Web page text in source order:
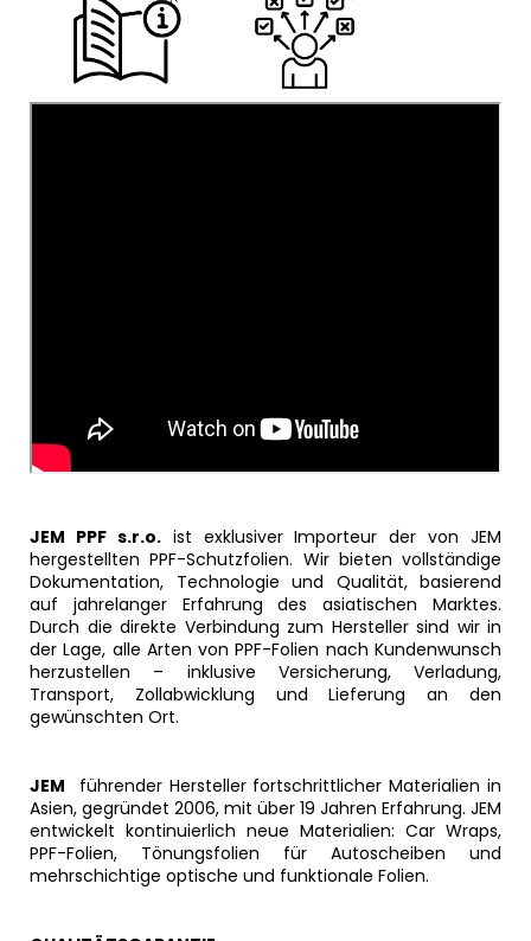
JEM PPF s.r.o.ist exklusiver Importeur der von JEM
hergestellten PPF-Schutzfolien. Wir bieten vollständige
Dokumentation, Technologie und Qualität, basierend
auf jahrelanger Erfahrung des asiatischen Marktes.
Durch die direkte Verbindung zum Hersteller sind wir in
der Lage, alle Arten von PPF-Folien nach Kundenwunsch
herzustellen – inklusive Versicherung, Verladung,
Transport, Zollabwicklung und Lieferung an den
gewünschten Ort.
JEM führender Hersteller fortschrittlicher Materialien in
Asien, gegründet 2006, mit über 19 Jahren Erfahrung. JEM
entwickelt kontinuierlich neue Materialien: Car Wraps,
PPF-Folien, Tönungsfolien für Autoscheiben und
mehrschichtige optische und funktionale Folien.